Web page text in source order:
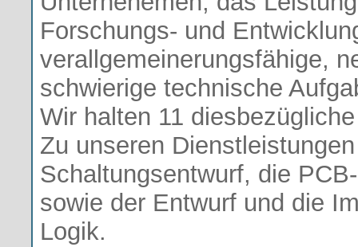
Forschungs- und
verallgemeinerungsfähige,
schwierige technische
Wir halten 11
Zu unseren
Schaltungsentwurf, die
sowie der Entwurf und die
Logik.